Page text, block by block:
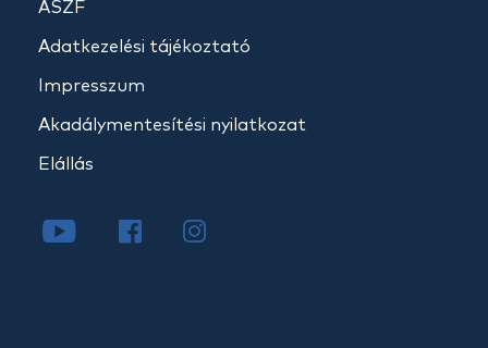
ÁSZF
Adatkezelési tájékoztató
Impresszum
Akadálymentesítési nyilatkozat
Elállás